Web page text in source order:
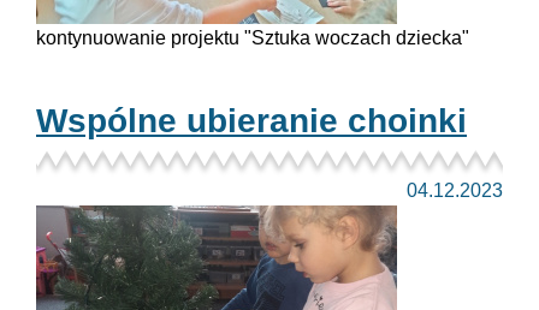
kontynuowanie projektu "Sztuka woczach dziecka"
Wspólne ubieranie choinki
04.12.2023